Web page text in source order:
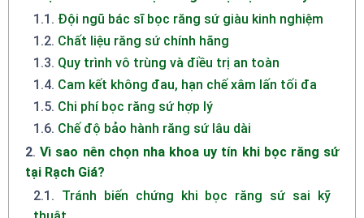
1.1 . Đội ngũ bác sĩ bọc răng sứ giàu kinh nghiệm
1.2. Chất liệu răng sứ chính hãng
1.3. Quy trình vô trùng và điều trị an toàn
1.4. Cam kết không đau, hạn chế xâm lấn tối đa
1.5. Chi phí bọc răng sứ hợp lý
1.6. Chế độ bảo hành răng sứ lâu dài
2. Vì sao nên chọn nha khoa uy tín khi bọc răng sứ
tại Rạch Giá?
2.1 . Tránh biến chứng khi bọc răng sứ sai kỹ